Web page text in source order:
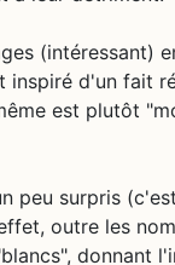
(intéressant)
inspiré d'un fait
est plutôt
peu surpris
outre les
donnant